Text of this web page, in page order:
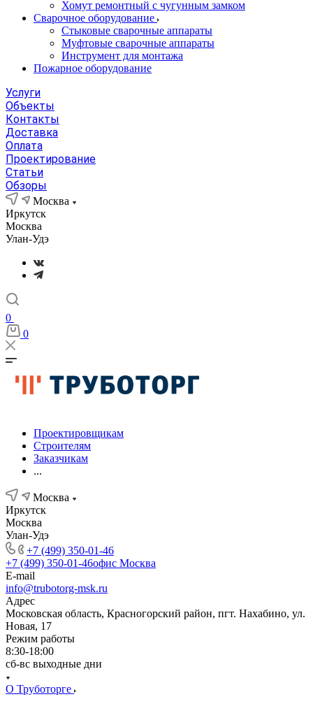
Хомут ремонтный с чугунным замком
Сварочное оборудование
Стыковые сварочные аппараты
Муфтовые сварочные аппараты
Инструмент для монтажа
Пожарное оборудование
Услуги
Объекты
Контакты
Доставка
Оплата
Проектирование
Статьи
Обзоры
Москва
Иркутск
Москва
Улан-Удэ
0
0
Проектировщикам
Строителям
Заказчикам
...
Москва
Иркутск
Москва
Улан-Удэ
+7 (499) 350-01-46
+7 (499) 350-01-46офис Москва
E-mail
info@trubotorg-msk.ru
Адрес
Московская область, Красногорский район, пгт. Нахабино, ул.
Новая, 17
Режим работы
8:30-18:00
сб-вс выходные дни
О Труботорге